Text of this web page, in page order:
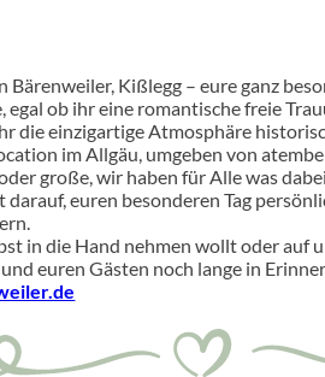
Bärenweiler, Kißlegg – eure ganz
egal ob ihr eine romantische freie
die einzigartige Atmosphäre
im Allgäu, umgeben von
große, wir haben für Alle was
euren besonderen Tag
in die Hand nehmen wollt oder auf
euren Gästen noch lange in